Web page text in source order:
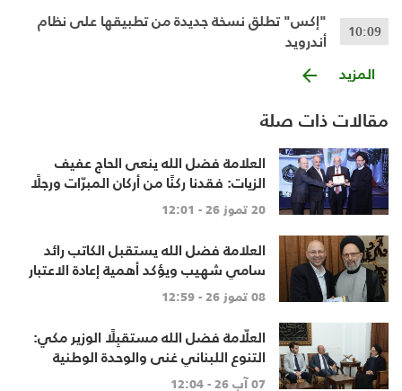
10:09
"إكس" تطلق نسخة جديدة من تطبيقها على نظام
أندرويد
المزيد
مقالات ذات صلة
العلامة فضل الله ينعى الحاج عفيف
الزيات: فقدنا ركنًا من أركان المبرّات ورجلًا
أفنى حياته في خدمة الإنسان
20 تموز 26 - 12:01
العلامة فضل الله يستقبل الكاتب رائد
سامي شهيب ويؤكد أهمية إعادة الاعتبار
للعقل والحوار النقدي
08 تموز 26 - 12:59
العلّامة فضل الله مستقبِلًا الوزير مكي:
التنوع اللبناني غنى والوحدة الوطنية
أساس
07 آب 26 - 12:04